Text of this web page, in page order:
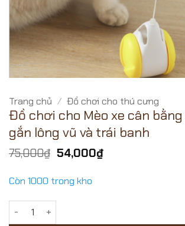
Trang chủ / Đồ chơi cho thú cưng
Đồ chơi cho Mèo xe cân
gắn lông vũ và trái banh
75,000₫ Giá
gốc
75,000₫.
54,000₫Giá
Còn 1000 trong kho